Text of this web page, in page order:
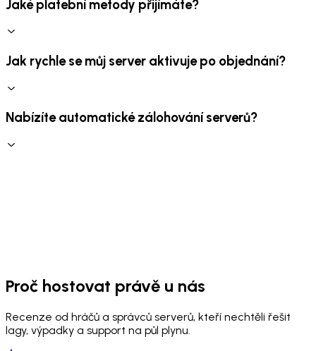
Jaké platební metody přijímáte?
Jak rychle se můj server aktivuje po objednání?
Nabízíte automatické zálohování serverů?
Proč hostovat právě u nás
Recenze od hráčů a správců serverů, kteří nechtěli řešit
lagy, výpadky a support na půl plynu.